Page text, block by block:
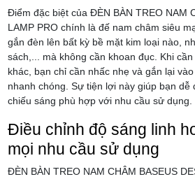
Điểm đặc biệt của ĐÈN BÀN TREO NAM
LAMP PRO chính là đế nam châm siêu
gắn đèn lên bất kỳ bề mặt kim loại nào,
sách,... mà không cần khoan đục. Khi
khác, bạn chỉ cần nhấc nhẹ và gắn lại
nhanh chóng. Sự tiện lợi này giúp bạn dễ
chiếu sáng phù hợp với nhu cầu sử dụng.
Điều chỉnh độ sáng linh
mọi nhu cầu sử dụng
ĐÈN BÀN TREO NAM CHÂM BASEUS